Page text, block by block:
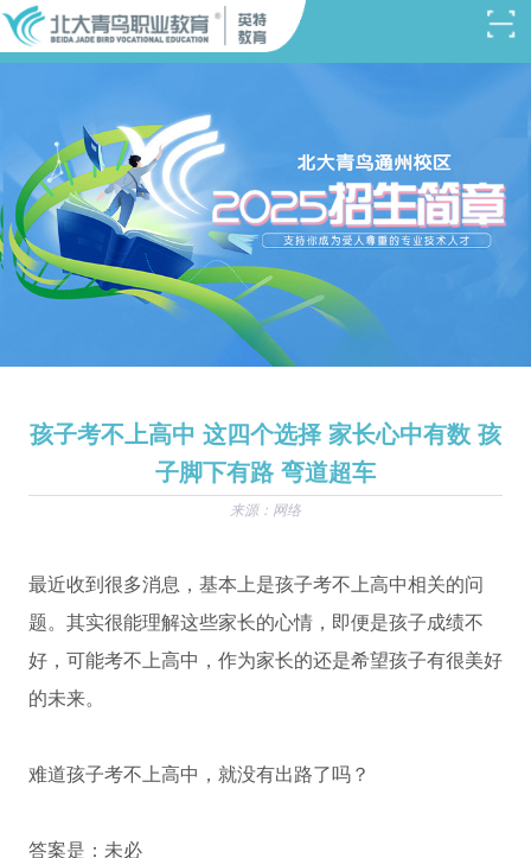
孩子考不上高中 这四个选择 家长心中有数 孩
子脚下有路 弯道超车
来源：网络
最近收到很多消息，基本上是孩子考不上高中相关的问
题。其实很能理解这些家长的心情，即便是孩子成绩不
好，可能考不上高中，作为家长的还是希望孩子有很美好
的未来。
难道孩子考不上高中，就没有出路了吗？
答案是：未必